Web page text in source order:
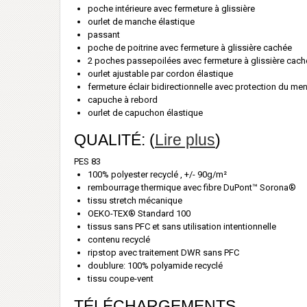
poche intérieure avec fermeture à glissière
ourlet de manche élastique
passant
poche de poitrine avec fermeture à glissière cachée
2 poches passepoilées avec fermeture à glissière
ourlet ajustable par cordon élastique
fermeture éclair bidirectionnelle avec protection du
capuche à rebord
ourlet de capuchon élastique
QUALITÉ: (Lire plus)
PES 83
100% polyester recyclé , +/- 90g/m²
rembourrage thermique avec fibre DuPont™ Sorona®
tissu stretch mécanique
OEKO-TEX® Standard 100
tissus sans PFC et sans utilisation intentionnelle
contenu recyclé
ripstop avec traitement DWR sans PFC
doublure: 100% polyamide recyclé
tissu coupe-vent